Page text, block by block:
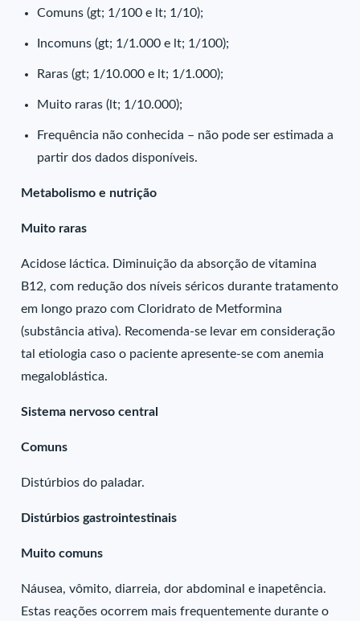
Comuns (gt; 1/100 e lt; 1/10);
Incomuns (gt; 1/1.000 e lt; 1/100);
Raras (gt; 1/10.000 e lt; 1/1.000);
Muito raras (lt; 1/10.000);
Frequência não conhecida – não pode ser estimada a
partir dos dados disponíveis.
Metabolismo e nutrição
Muito raras
Acidose láctica. Diminuição da absorção de vitamina
B12, com redução dos níveis séricos durante tratamento
em longo prazo com Cloridrato de Metformina
(substância ativa). Recomenda-se levar em consideração
tal etiologia caso o paciente apresente-se com anemia
megaloblástica.
Sistema nervoso central
Comuns
Distúrbios do paladar.
Distúrbios gastrointestinais
Muito comuns
Náusea, vômito, diarreia, dor abdominal e inapetência.
Estas reações ocorrem mais frequentemente durante o